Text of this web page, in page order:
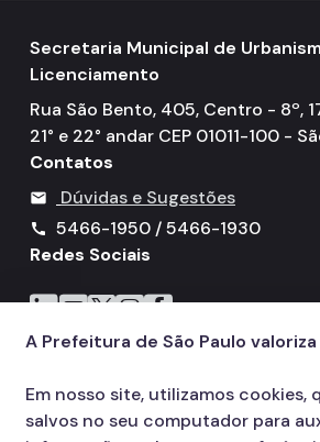
Secretaria Municipal de
Licenciamento
Rua São Bento, 405, Centro - 8º,
21° e 22° andar CEP 01011-100 -
Contatos
mail Dúvidas e Sugestões
call
5466-1950 / 5466-1930
Redes Sociais
Icone do LinkedIn
Icone do YouTube
Icone do X
Icone do Instagram
Icone do Facebook
A Prefeitura de São Paulo
Em nosso site, utilizamos cookies,
salvos no seu computador para